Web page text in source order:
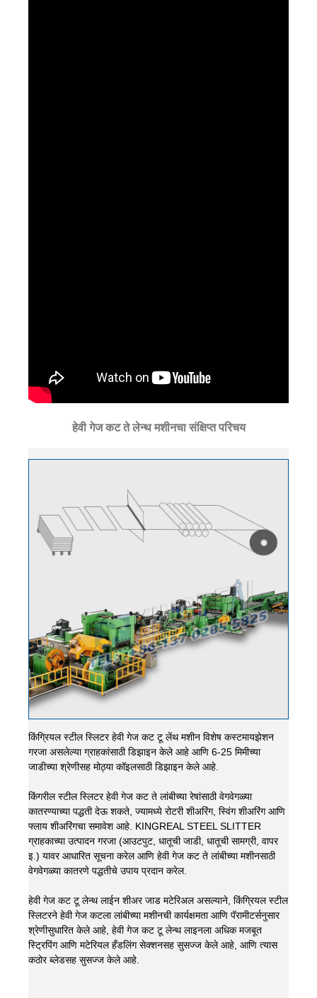
हेवी गेज कट ते लेन्थ मशीनचा संक्षिप्त परिचय
किंग्रियल स्टील स्लिटर हेवी गेज कट टू लेंथ मशीन विशेष कस्टमायझेशन
गरजा असलेल्या ग्राहकांसाठी डिझाइन केले आहे आणि 6-25 मिमीच्या
जाडीच्या श्रेणीसह मोठ्या कॉइलसाठी डिझाइन केले आहे.
किंगरील स्टील स्लिटर हेवी गेज कट ते लांबीच्या रेषांसाठी वेगवेगळ्या
कातरण्याच्या पद्धती देऊ शकते, ज्यामध्ये रोटरी शीअरिंग, स्विंग शीअरिंग आणि
फ्लाय शीअरिंगचा समावेश आहे. KINGREAL STEEL SLITTER
ग्राहकाच्या उत्पादन गरजा (आउटपुट, धातूची जाडी, धातूची सामग्री, वापर
इ.) यावर आधारित सूचना करेल आणि हेवी गेज कट ते लांबीच्या मशीनसाठी
वेगवेगळ्या कातरणे पद्धतीचे उपाय प्रदान करेल.
हेवी गेज कट टू लेन्थ लाईन शीअर जाड मटेरिअल असल्याने, किंग्रियल स्टील
स्लिटरने हेवी गेज कटला लांबीच्या मशीनची कार्यक्षमता आणि पॅरामीटर्सनुसार
श्रेणीसुधारित केले आहे, हेवी गेज कट टू लेन्थ लाइनला अधिक मजबूत
स्ट्रिपिंग आणि मटेरियल हँडलिंग सेक्शनसह सुसज्ज केले आहे, आणि त्यास
कठोर ब्लेडसह सुसज्ज केले आहे.